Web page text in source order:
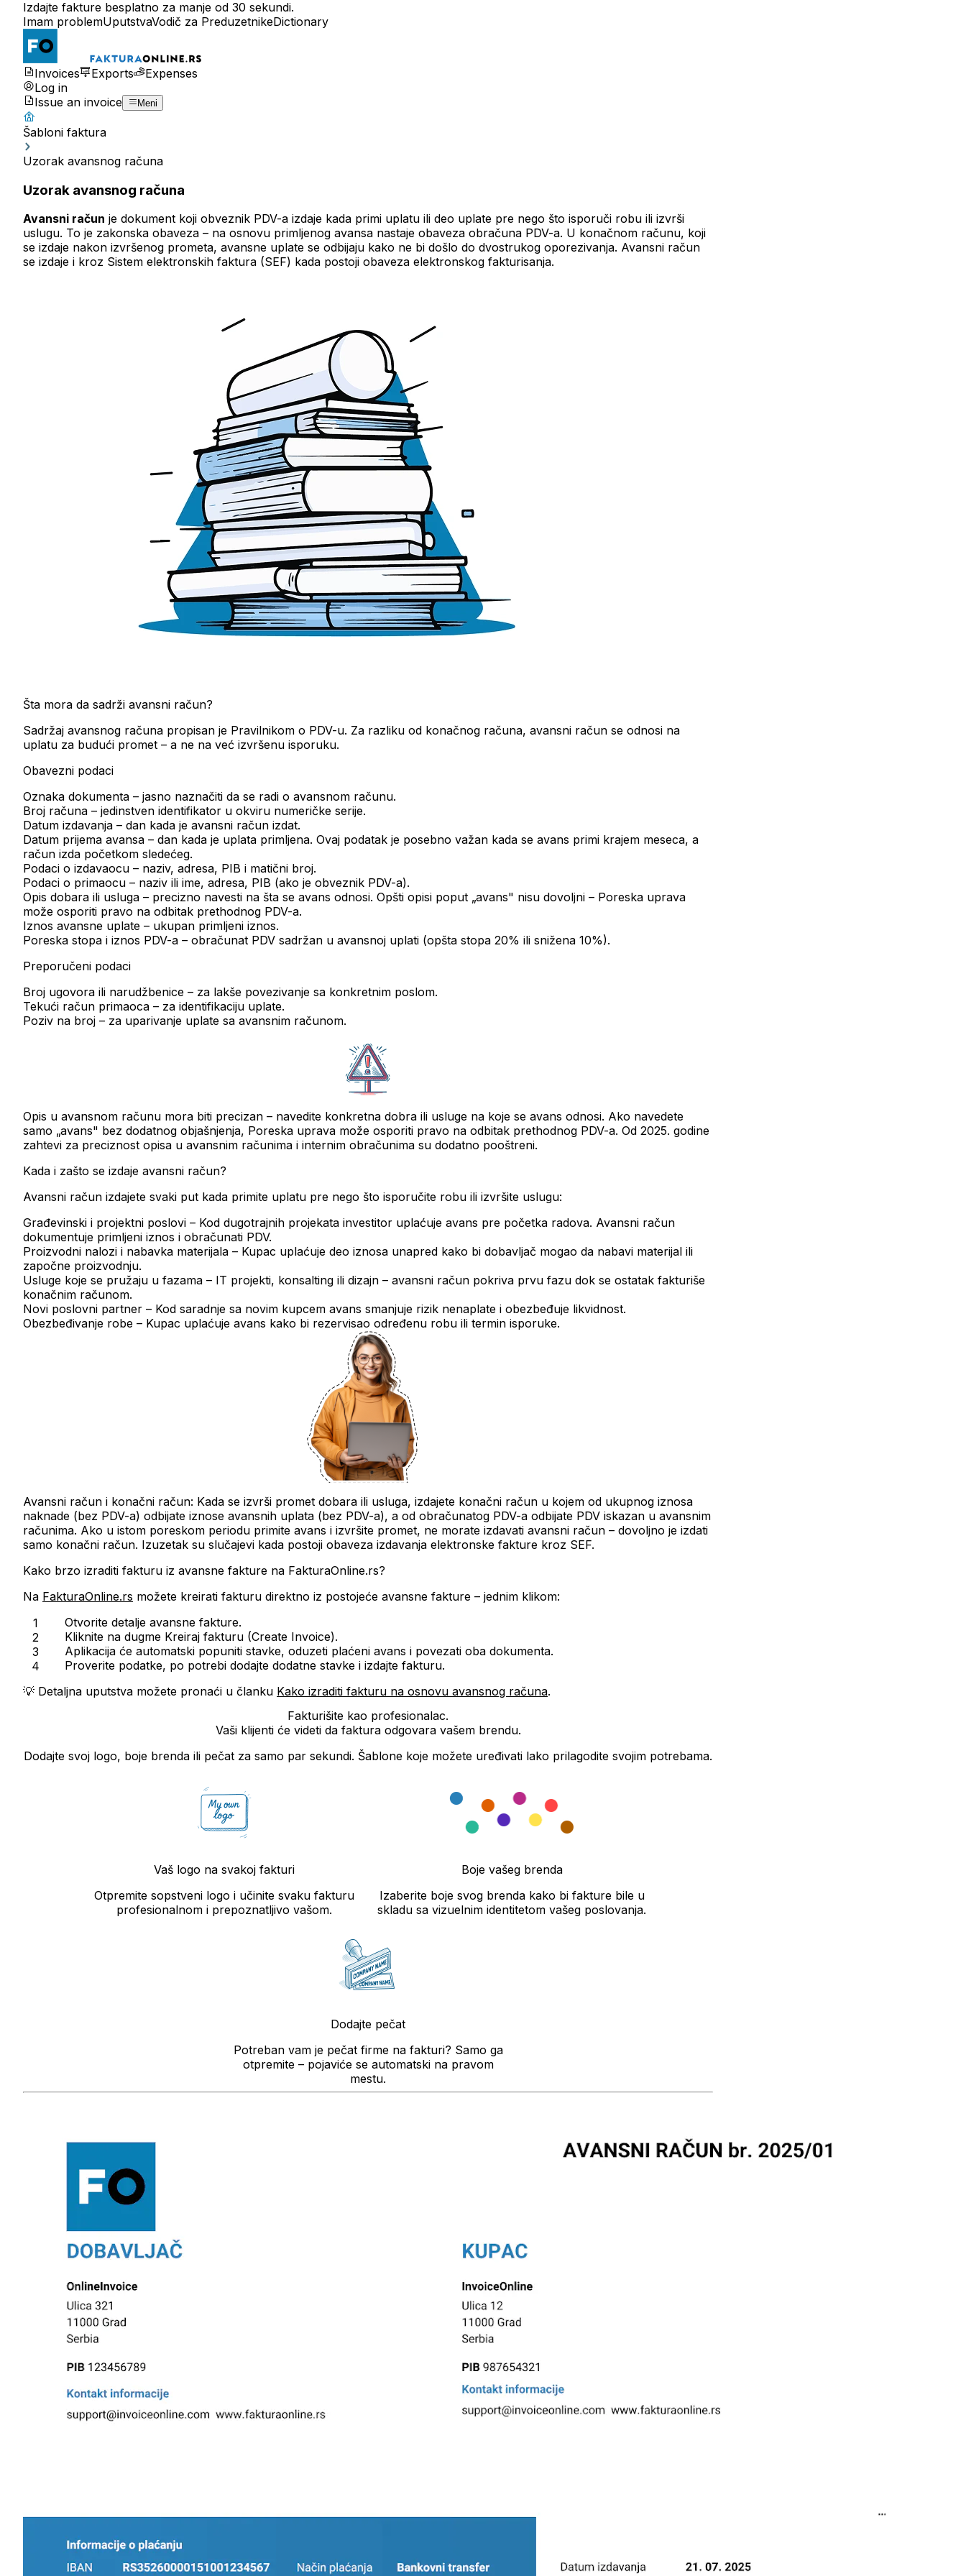
Izdajte fakture besplatno za manje od 30 sekundi.
Imam problemUputstvaVodič za PreduzetnikeDictionary
Invoices Exports
Expenses
Log in
Issue an invoice
Meni
Šabloni faktura
Uzorak avansnog računa
Uzorak avansnog računa
Avansni račun je dokument koji obveznik PDV-a izdaje kada primi uplatu ili deo uplate pre nego što isporuči robu ili izvrši
uslugu. To je zakonska obaveza – na osnovu primljenog avansa nastaje obaveza obračuna PDV-a. U konačnom računu, koji
se izdaje nakon izvršenog prometa, avansne uplate se odbijaju kako ne bi došlo do dvostrukog oporezivanja. Avansni račun
se izdaje i kroz Sistem elektronskih faktura (SEF) kada postoji obaveza elektronskog fakturisanja.
Šta mora da sadrži avansni račun?
Sadržaj avansnog računa propisan je Pravilnikom o PDV-u. Za razliku od konačnog računa, avansni račun se odnosi na
uplatu za budući promet – a ne na već izvršenu isporuku.
Obavezni podaci
Oznaka dokumenta – jasno naznačiti da se radi o avansnom računu.
Broj računa – jedinstven identifikator u okviru numeričke serije.
Datum izdavanja – dan kada je avansni račun izdat.
Datum prijema avansa – dan kada je uplata primljena. Ovaj podatak je posebno važan kada se avans primi krajem meseca, a
račun izda početkom sledećeg.
Podaci o izdavaocu – naziv, adresa, PIB i matični broj.
Podaci o primaocu – naziv ili ime, adresa, PIB (ako je obveznik PDV-a).
Opis dobara ili usluga – precizno navesti na šta se avans odnosi. Opšti opisi poput „avans" nisu dovoljni – Poreska uprava
može osporiti pravo na odbitak prethodnog PDV-a.
Iznos avansne uplate – ukupan primljeni iznos.
Poreska stopa i iznos PDV-a – obračunat PDV sadržan u avansnoj uplati (opšta stopa 20% ili snižena 10%).
Preporučeni podaci
Broj ugovora ili narudžbenice – za lakše povezivanje sa konkretnim poslom.
Tekući račun primaoca – za identifikaciju uplate.
Poziv na broj – za uparivanje uplate sa avansnim računom.
Opis u avansnom računu mora biti precizan – navedite konkretna dobra ili usluge na koje se avans odnosi. Ako navedete
samo „avans" bez dodatnog objašnjenja, Poreska uprava može osporiti pravo na odbitak prethodnog PDV-a. Od 2025. godine
zahtevi za preciznost opisa u avansnim računima i internim obračunima su dodatno pooštreni.
Kada i zašto se izdaje avansni račun?
Avansni račun izdajete svaki put kada primite uplatu pre nego što isporučite robu ili izvršite uslugu:
Građevinski i projektni poslovi – Kod dugotrajnih projekata investitor uplaćuje avans pre početka radova. Avansni račun
dokumentuje primljeni iznos i obračunati PDV.
Proizvodni nalozi i nabavka materijala – Kupac uplaćuje deo iznosa unapred kako bi dobavljač mogao da nabavi materijal ili
započne proizvodnju.
Usluge koje se pružaju u fazama – IT projekti, konsalting ili dizajn – avansni račun pokriva prvu fazu dok se ostatak fakturiše
konačnim računom.
Novi poslovni partner – Kod saradnje sa novim kupcem avans smanjuje rizik nenaplate i obezbeđuje likvidnost.
Obezbeđivanje robe – Kupac uplaćuje avans kako bi rezervisao određenu robu ili termin isporuke.
Avansni račun i konačni račun: Kada se izvrši promet dobara ili usluga, izdajete konačni račun u kojem od ukupnog iznosa
naknade (bez PDV-a) odbijate iznose avansnih uplata (bez PDV-a), a od obračunatog PDV-a odbijate PDV iskazan u avansnim
računima. Ako u istom poreskom periodu primite avans i izvršite promet, ne morate izdavati avansni račun – dovoljno je izdati
samo konačni račun. Izuzetak su slučajevi kada postoji obaveza izdavanja elektronske fakture kroz SEF.
Kako brzo izraditi fakturu iz avansne fakture na FakturaOnline.rs?
Na FakturaOnline.rs možete kreirati fakturu direktno iz postojeće avansne fakture – jednim klikom:
Otvorite detalje avansne fakture.
Kliknite na dugme Kreiraj fakturu (Create Invoice).
Aplikacija će automatski popuniti stavke, oduzeti plaćeni avans i povezati oba dokumenta.
Proverite podatke, po potrebi dodajte dodatne stavke i izdajte fakturu.
💡 Detaljna uputstva možete pronaći u članku Kako izraditi fakturu na osnovu avansnog računa.
Fakturišite kao profesionalac.
Vaši klijenti će videti da faktura odgovara vašem brendu.
Dodajte svoj logo, boje brenda ili pečat za samo par sekundi. Šablone koje možete uređivati lako prilagodite svojim potrebama.
Vaš logo na svakoj fakturi
Otpremite sopstveni logo i učinite svaku fakturu
profesionalnom i prepoznatljivo vašom.
Boje vašeg brenda
Izaberite boje svog brenda kako bi fakture bile u
skladu sa vizuelnim identitetom vašeg poslovanja.
Dodajte pečat
Potreban vam je pečat firme na fakturi? Samo ga
otpremite – pojaviće se automatski na pravom
mestu.